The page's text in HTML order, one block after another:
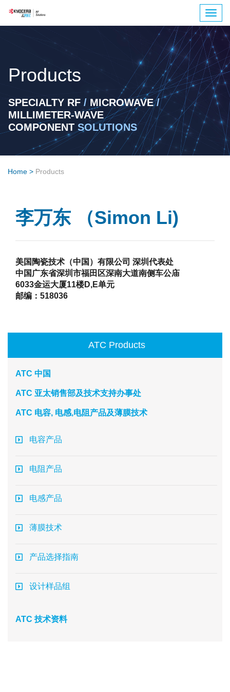
Products
SPECIALTY RF / MICROWAVE/
MILLIMETER-WAVE
COMPONENT SOLUTIONS
Home > Products
李万东 （Simon Li)
美国陶瓷技术（中国）有限公司 深圳代表处
中国广东省深圳市福田区深南大道南侧车公庙
6033金运大厦11楼D,E单元
邮编：518036
ATC Products
ATC 中国
ATC 亚太销售部及技术支持办事处
ATC 电容, 电感,电阻产品及薄膜技术
电容产品
电阻产品
电感产品
薄膜技术
产品选择指南
设计样品组
ATC 技术资料